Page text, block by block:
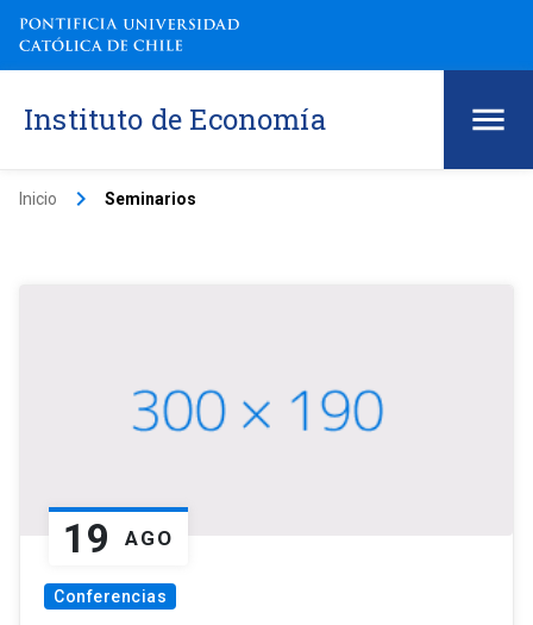
Instituto de Economía
Inicio keyboard_arrow_right Seminarios
19 AGO
Conferencias